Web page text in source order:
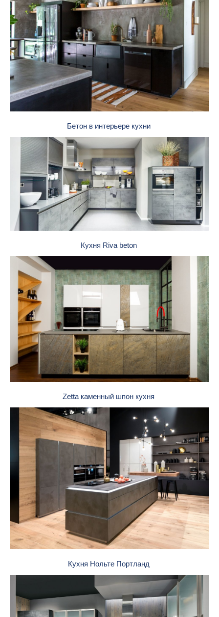
Бетон в интерьере кухни
Кухня Riva beton
Zetta каменный шпон кухня
Кухня Нольте Портланд